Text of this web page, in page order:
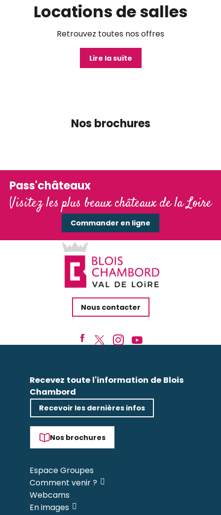
Locations de salles
Retrouvez toutes nos offres
Lire la suite
Nos brochures
Pass'châteaux
Visitez les plus beaux châteaux de la Loire
Commander en ligne
Nous contacter
Recevez toute l'information de Blois
Chambord
Recevoir les dernières infos
Nos brochures
Espace Groupes
Comment venir ?
Webcams
En images